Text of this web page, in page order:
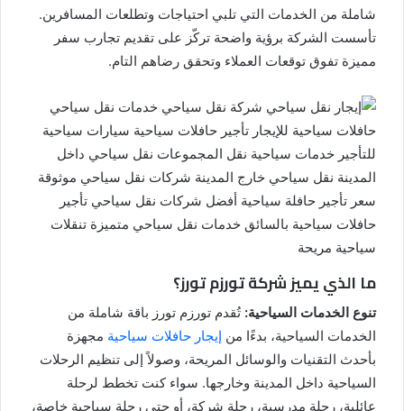
شاملة من الخدمات التي تلبي احتياجات وتطلعات المسافرين.
تأسست الشركة برؤية واضحة تركّز على تقديم تجارب سفر
مميزة تفوق توقعات العملاء وتحقق رضاهم التام.
ما الذي يميز شركة تورزم تورز؟
تنوع الخدمات السياحية: تُقدم تورزم تورز باقة شاملة من
الخدمات السياحية، بدءًا من إيجار حافلات سياحية مجهزة
بأحدث التقنيات والوسائل المريحة، وصولاً إلى تنظيم الرحلات
السياحية داخل المدينة وخارجها. سواء كنت تخطط لرحلة
عائلية، رحلة مدرسية، رحلة شركة، أو حتى رحلة سياحية خاصة،